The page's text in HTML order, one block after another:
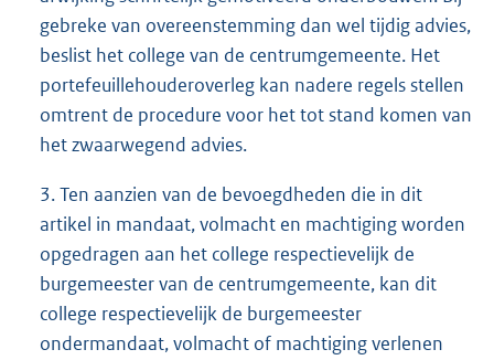
gebreke van overeenstemming dan wel tijdig advies,
beslist het college van de centrumgemeente. Het
portefeuillehouderoverleg kan nadere regels stellen
omtrent de procedure voor het tot stand komen van
het zwaarwegend advies.
3. Ten aanzien van de bevoegdheden die in dit
artikel in mandaat, volmacht en machtiging worden
opgedragen aan het college respectievelijk de
burgemeester van de centrumgemeente, kan dit
college respectievelijk de burgemeester
ondermandaat, volmacht of machtiging verlenen